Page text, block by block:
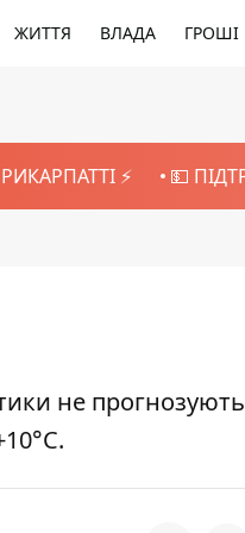
ЖИТТЯ ВЛАДА ГРОШІ
⚡️ 💵
не